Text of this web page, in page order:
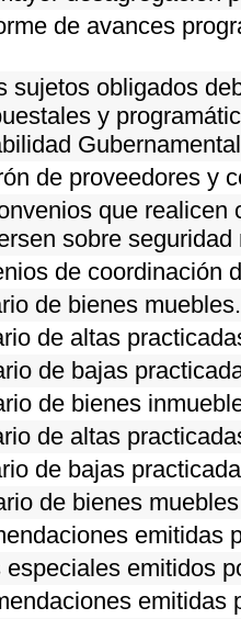
de avances
sujetos obligados
y
de proveedores y
que
sobre
de coordinación
de bienes muebles.
de altas
de bajas
de bienes
de altas
de bajas
de bienes
emitidas
emitidos
emitidas